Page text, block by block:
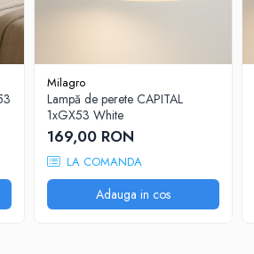
Milagro
Lampă de perete CAPITAL
1xGX53 White
169,00 RON
LA COMANDA
Adauga in cos